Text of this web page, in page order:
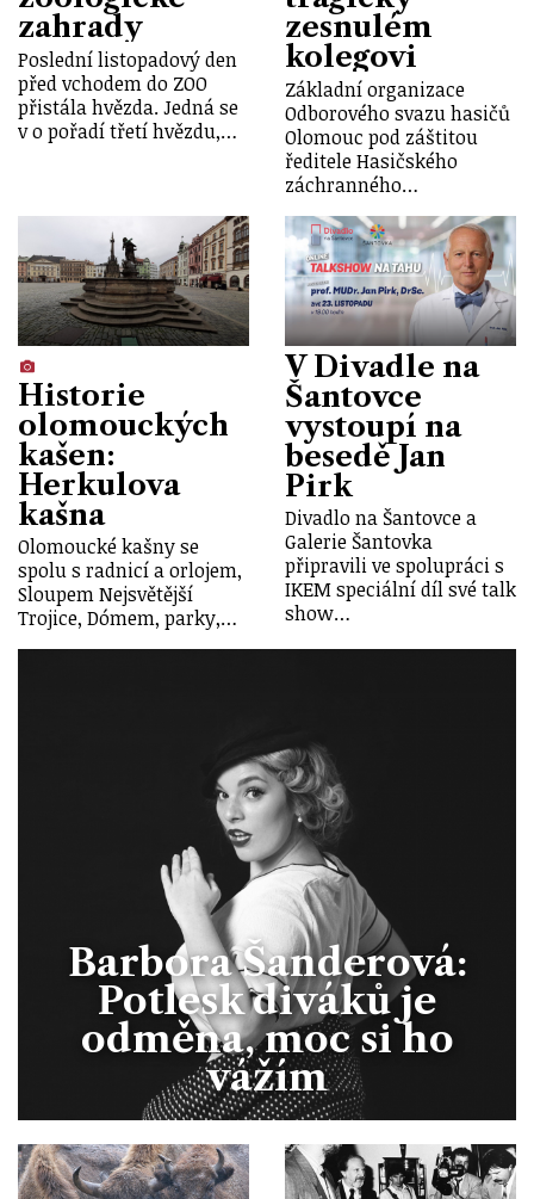
zahrady
Poslední listopadový den
před vchodem do ZOO
přistála hvězda. Jedná se
v o pořadí třetí hvězdu,…
zesnulém
kolegovi
Základní organizace
Odborového svazu hasičů
Olomouc pod záštitou
ředitele Hasičského
záchranného…
Historie
olomouckých
kašen:
Herkulova
kašna
Olomoucké kašny se
spolu s radnicí a orlojem,
Sloupem Nejsvětější
Trojice, Dómem, parky,…
V Divadle na
Šantovce
vystoupí na
besedě Jan
Pirk
Divadlo na Šantovce a
Galerie Šantovka
připravili ve spolupráci s
IKEM speciální díl své talk
show…
Barbora Šanderová:
Potlesk diváků je
odměna, moc si ho
vážím